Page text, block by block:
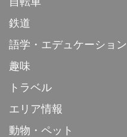
鉄道
語学・エデュケーション
趣味
トラベル
エリア情報
動物・ペット